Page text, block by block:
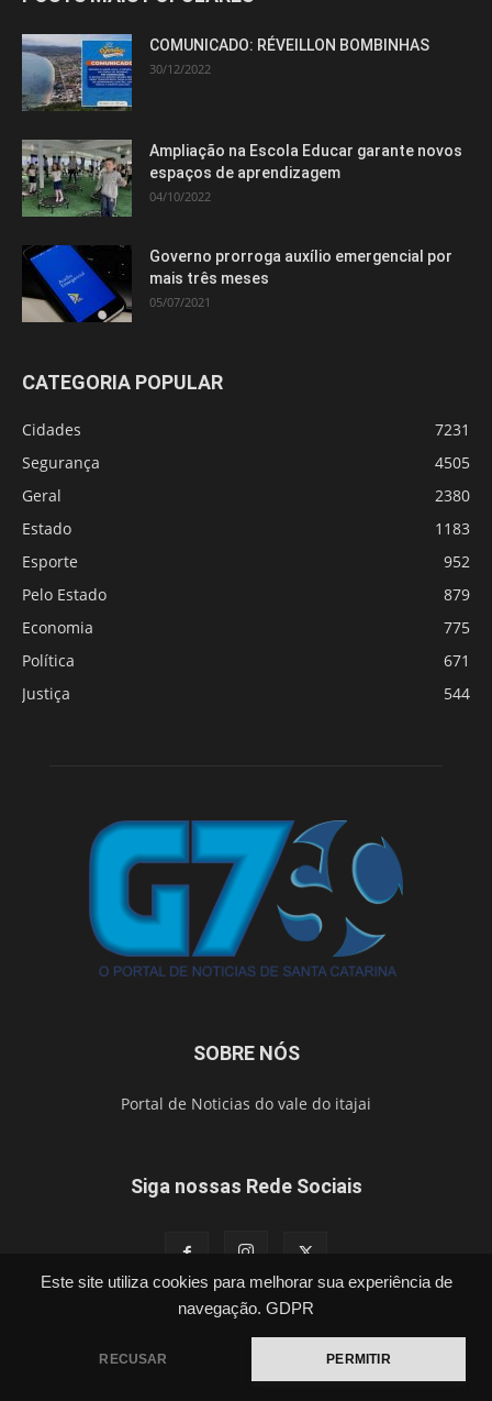
Este site utiliza cookies para melhorar sua experiência de
navegação. GDPR
RECUSAR PERMITIR
COMUNICADO: RÉVEILLON BOMBINHAS
30/12/2022
Ampliação na Escola Educar garante novos
espaços de aprendizagem
04/10/2022
Governo prorroga auxílio emergencial por
mais três meses
05/07/2021
CATEGORIA POPULAR
Cidades
7231
Segurança
4505
Geral
2380
Estado
1183
Esporte
952
Pelo Estado
879
Economia
775
Política
671
Justiça
544
SOBRE NÓS
Portal de Noticias do vale do itajai
Siga nossas Rede Sociais
Esporte Brasil
Vídeos
Publicações Legais
Contato